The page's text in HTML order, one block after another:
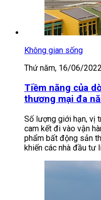
Không gian sống
Thứ năm, 16/06/
Tiềm năng của
thương mại đa
Số lượng giới hạn, vị
cam kết đi vào vận
phẩm bất động sản
khiến các nhà đầu tư